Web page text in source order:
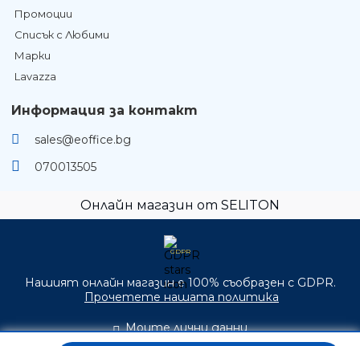
Промоции
Списък с Любими
Марки
Lavazza
Информация за контакт
sales@eoffice.bg
070013505
Онлайн магазин от SELITON
GDPR
Нашият онлайн магазин е 100% съобразен с GDPR.
Прочетете нашата политика
Моите лични данни